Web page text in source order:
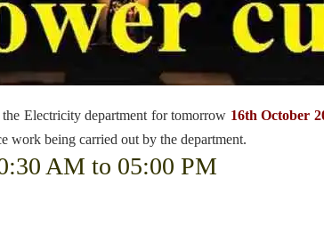
Electricity department for tomorrow 16th October
work being carried out by the department.
AM to 05:00 PM